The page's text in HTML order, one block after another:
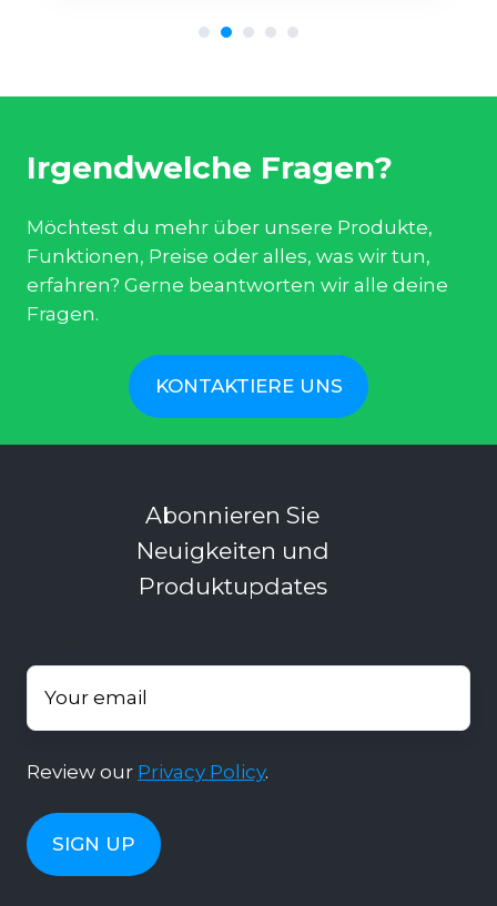
Irgendwelche Fragen?
Möchtest du mehr über unsere Produkte,
Funktionen, Preise oder alles, was wir tun,
erfahren? Gerne beantworten wir alle deine
Fragen.
KONTAKTIERE UNS
Abonnieren Sie
Neuigkeiten und
Produktupdates
Review our Privacy Policy.